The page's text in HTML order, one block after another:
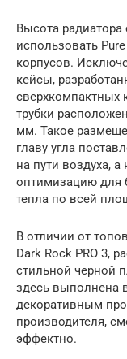
Высота радиатора
использовать
корпусов.
кейсы,
сверхкомпактных
трубки
мм. Такое
главу угла
на пути воздуха,
оптимизацию для
тепла по всей
В отличии от
Dark Rock PRO 3,
стильной черной
здесь выполнена
декоративным
производителя,
эффектно.